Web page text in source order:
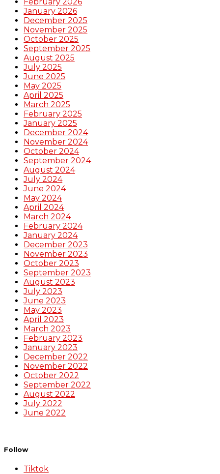
January 2026
December 2025
November 2025
October 2025
September 2025
August 2025
July 2025
June 2025
May 2025
April 2025
March 2025
February 2025
January 2025
December 2024
November 2024
October 2024
September 2024
August 2024
July 2024
June 2024
May 2024
April 2024
March 2024
February 2024
January 2024
December 2023
November 2023
October 2023
September 2023
August 2023
July 2023
June 2023
May 2023
April 2023
March 2023
February 2023
January 2023
December 2022
November 2022
October 2022
September 2022
August 2022
July 2022
June 2022
Follow
Tiktok